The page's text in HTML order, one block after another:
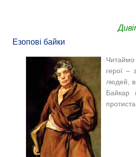
Езопові байки
герої –
людей,
Байкар